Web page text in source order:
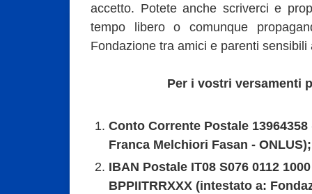
accetto. Potete anche scriverci e
tempo libero o comunque
Fondazione tra amici e parenti
Per i vostri versamenti
Conto Corrente Postale
Franca Melchiori Fasan - ONLUS);
IBAN Postale IT08 S076 0112
BPPIITRRXXX (intestato a: